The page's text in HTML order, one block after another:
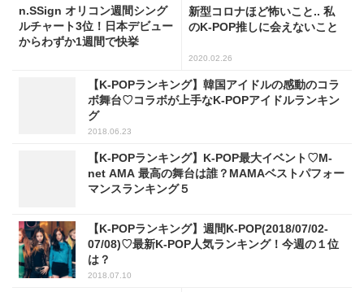
n.SSign オリコン週間シング
ルチャート3位！日本デビュー
からわずか1週間で快挙
新型コロナほど怖いこと.. 私
のK-POP推しに会えないこと
2020.02.26
【K-POPランキング】韓国アイドルの感動のコラ
ボ舞台♡コラボが上手なK-POPアイドルランキン
グ
2018.06.23
【K-POPランキング】K-POP最大イベント♡M-
net AMA 最高の舞台は誰？MAMAベストパフォー
マンスランキング５
【K-POPランキング】週間K-POP(2018/07/02-
07/08)♡最新K-POP人気ランキング！今週の１位
は？
2018.07.10